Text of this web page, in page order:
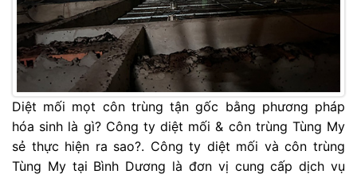
Diệt mối mọt côn trùng tận gốc bằng phương pháp
hóa sinh là gì? Công ty diệt mối & côn trùng Tùng My
sẻ thực hiện ra sao?. Công ty diệt mối và côn trùng
Tùng My tại Bình Dương là đơn vị cung cấp dịch vụ